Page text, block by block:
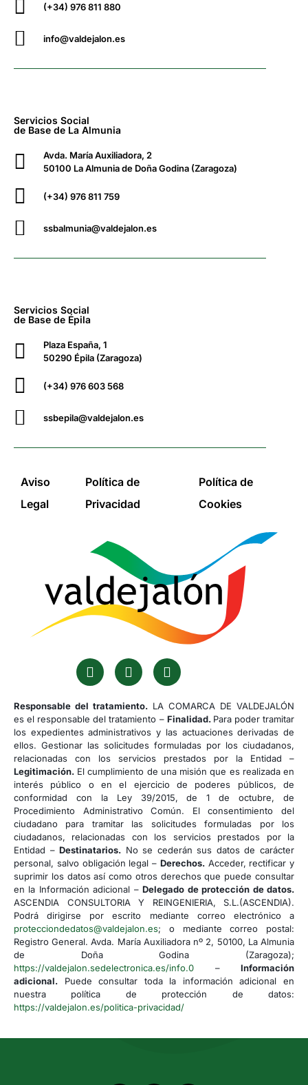
(+34) 976 811 880
info@valdejalon.es
Servicios Social
de Base de La Almunia
Avda. María Auxiliadora, 2
50100 La Almunia de Doña Godina (Zaragoza)
(+34) 976 811 759
ssbalmunia@valdejalon.es
Servicios Social
de Base de Épila
Plaza España, 1
50290 Épila (Zaragoza)
(+34) 976 603 568
ssbepila@valdejalon.es
Aviso
Legal
Política de
Privacidad
Política de
Cookies
Responsable del tratamiento. LA COMARCA DE VALDEJALÓN
es el responsable del tratamiento – Finalidad. Para poder tramitar
los expedientes administrativos y las actuaciones derivadas de
ellos. Gestionar las solicitudes formuladas por los ciudadanos,
relacionadas con los servicios prestados por la Entidad –
Legitimación. El cumplimiento de una misión que es realizada en
interés público o en el ejercicio de poderes públicos, de
conformidad con la Ley 39/2015, de 1 de octubre, de
Procedimiento Administrativo Común. El consentimiento del
ciudadano para tramitar las solicitudes formuladas por los
ciudadanos, relacionadas con los servicios prestados por la
Entidad –Destinatarios. No se cederán sus datos de carácter
personal, salvo obligación legal – Derechos.Acceder, rectificar y
suprimir los datos así como otros derechos que puede consultar
en la Información adicional –Delegado de protección de datos.
ASCENDIA CONSULTORIA Y REINGENIERIA, S.L.(ASCENDIA).
Podrá dirigirse por escrito mediante correo electrónico a
protecciondedatos@valdejalon.es; o mediante correo postal:
Registro General. Avda. María Auxiliadora nº 2, 50100, La Almunia
de Doña Godina (Zaragoza);
https://valdejalon.sedelectronica.es/info.0 – Información
adicional. Puede consultar toda la información adicional en
nuestra política de protección de datos:
https://valdejalon.es/politica-privacidad/